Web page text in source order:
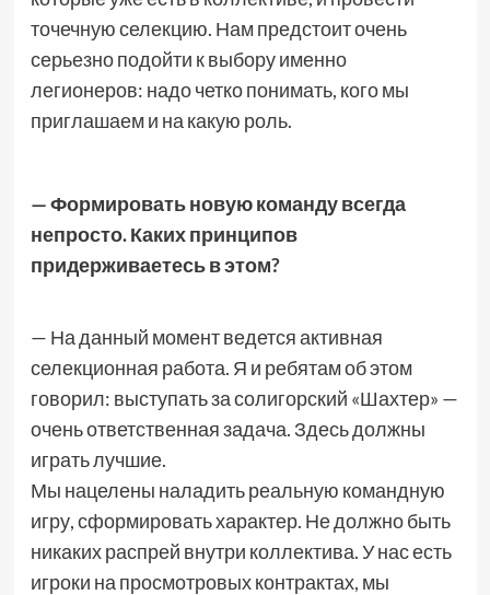
точечную селекцию. Нам предстоит очень
серьезно подойти к выбору именно
легионеров: надо четко понимать, кого мы
приглашаем и на какую роль.
— Формировать новую команду всегда
непросто. Каких принципов
придерживаетесь в этом?
— На данный момент ведется активная
селекционная работа. Я и ребятам об этом
говорил: выступать за солигорский «Шахтер» —
очень ответственная задача. Здесь должны
играть лучшие.
Мы нацелены наладить реальную командную
игру, сформировать характер. Не должно быть
никаких распрей внутри коллектива. У нас есть
игроки на просмотровых контрактах, мы